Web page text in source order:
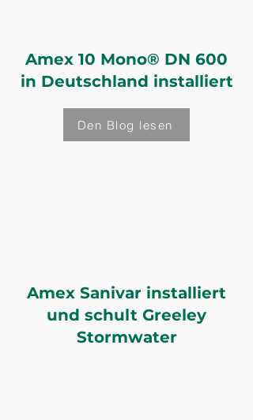
Amex 10 Mono® DN 600
in Deutschland installiert
Den Blog lesen
Amex Sanivar installiert
und schult Greeley
Stormwater